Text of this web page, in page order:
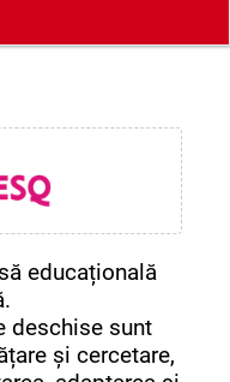
educațională
deschise sunt
și cercetare,